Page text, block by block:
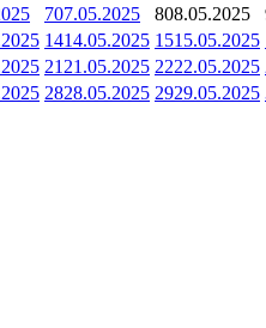
707.05.2025 808.05.2025
1414.05.2025 1515.05.2025
21 21.05.2025 2222.05.2025
2828.05.2025 2929.05.2025